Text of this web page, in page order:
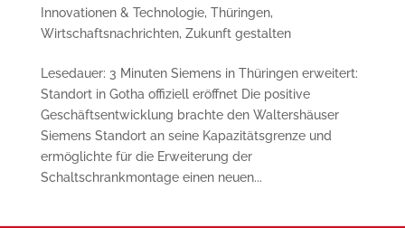
Innovationen & Technologie, Thüringen,
Wirtschaftsnachrichten, Zukunft gestalten
Lesedauer: 3 Minuten Siemens in Thüringen erweitert:
Standort in Gotha offiziell eröffnet Die positive
Geschäftsentwicklung brachte den Waltershäuser
Siemens Standort an seine Kapazitätsgrenze und
ermöglichte für die Erweiterung der
Schaltschrankmontage einen neuen...